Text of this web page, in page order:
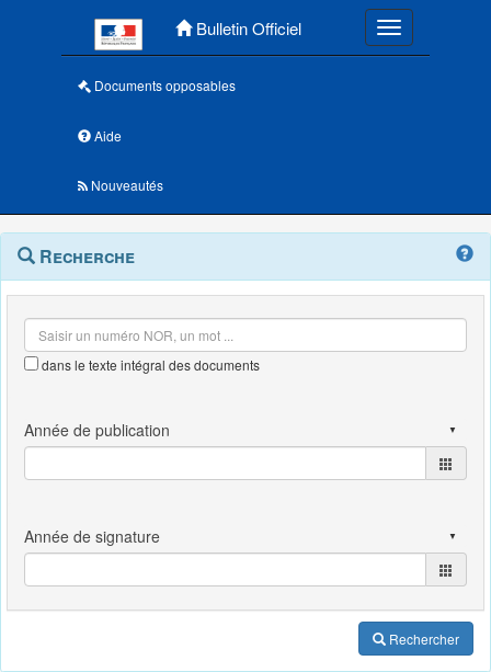
Bulletin Officiel Toggle
Documents opposables
Aide
Nouveautés
Navigation
outils
Menu
contextuel
Recherche
dans le texte intégral des documents
Rechercher